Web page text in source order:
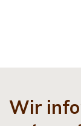
Wir